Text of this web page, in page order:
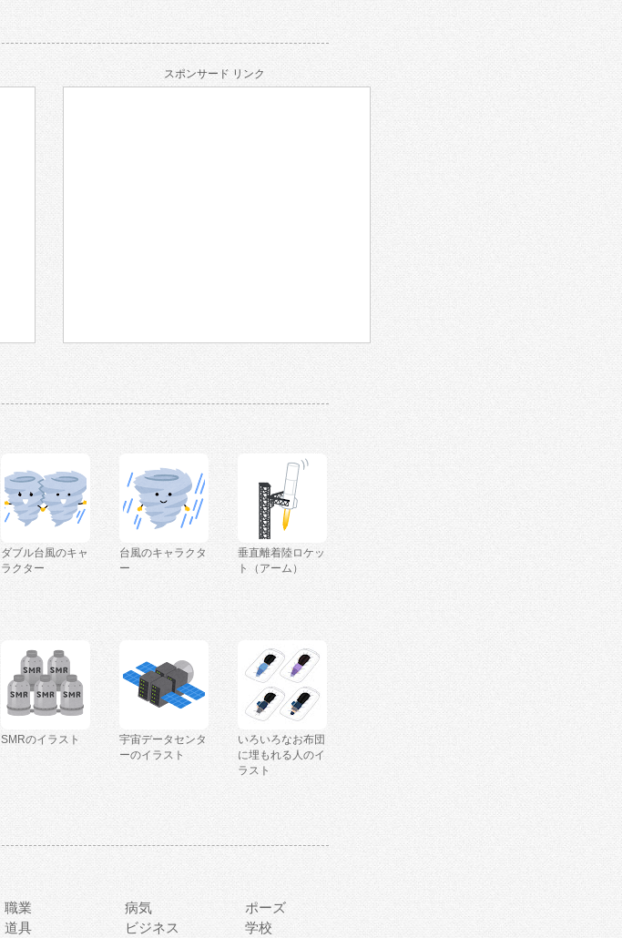
スポンサード リンク
ダブル台風のキャ
ラクター
台風のキャラクタ
ー
垂直離着陸ロケッ
ト（アーム）
SMRのイラスト
宇宙データセンタ
ーのイラスト
いろいろなお布団
に埋もれる人のイ
ラスト
職業 病気
ポーズ
道具 ビジネス
学校